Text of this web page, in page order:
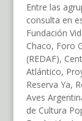
Entre las
consulta en
Fundación
Chaco, Foro
(REDAF),
Atlántico,
Reserva Ya,
Aves
de Cultura